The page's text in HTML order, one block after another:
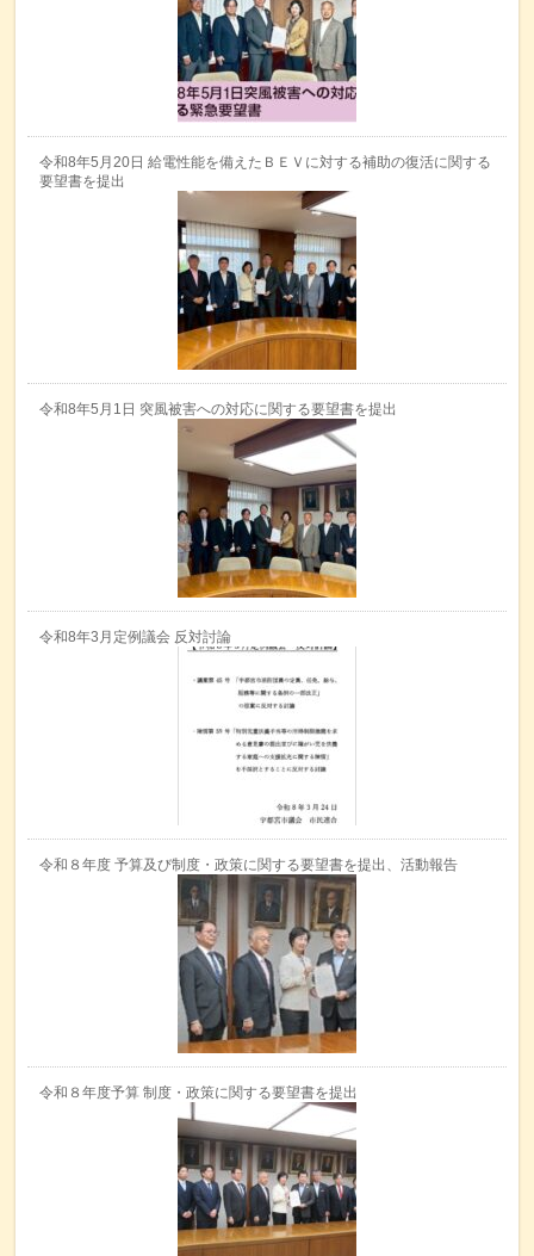
令和8年5月20日 給電性能を備えたＢＥＶに対する補助の復活に関する
要望書を提出
令和8年5月1日 突風被害への対応に関する要望書を提出
令和8年3月定例議会 反対討論
令和８年度 予算及び制度・政策に関する要望書を提出、活動報告
令和８年度予算 制度・政策に関する要望書を提出